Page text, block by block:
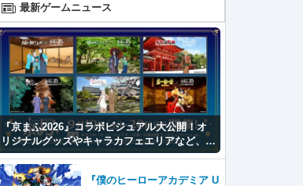
最新ゲームニュース
『京まふ2026』コラボビジュアル大公開！オ
リジナルグッズやキャラカフェエリアなど、見
どころ満載！！
『僕のヒーローアカデミア U